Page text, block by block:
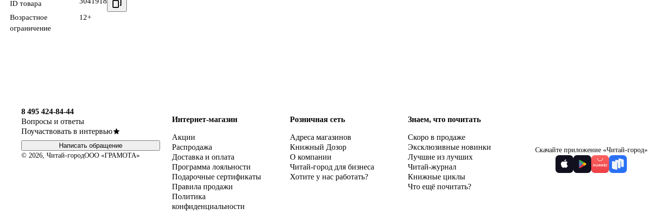
ID товара
Возрастное
ограничение
12+
8 495 424-84-44
Вопросы и ответы
Поучаствовать в интервью
Написать обращение
© 2026, Читай-городООО «ГРАМОТА»
Интернет-магазин
Акции
Распродажа
Доставка и оплата
Программа лояльности
Подарочные сертификаты
Правила продажи
Политика
конфиденциальности
Розничная сеть
Адреса магазинов
Книжный Дозор
О компании
Читай-город для бизнеса
Хотите у нас работать?
Знаем, что почитать
Скоро в продаже
Эксклюзивные новинки
Лучшие из лучших
Читай-журнал
Книжные циклы
Что ещё почитать?
Скачайте приложение «Читай-город»